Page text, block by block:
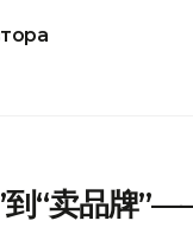
到“卖品牌